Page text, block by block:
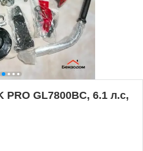
PRO GL7800BC, 6.1 л.с,